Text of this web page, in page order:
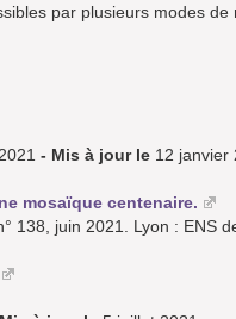
par plusieurs modes de
- Mis à jour le 12 janvier
mosaïque centenaire.
138, juin 2021. Lyon : ENS